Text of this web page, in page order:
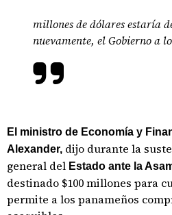
millones de dólares estaría
nuevamente, el Gobierno a
El ministro de Economía y
Alexander, dijo durante la
general del Estado ante la
destinado $100 millones para
permite a los panameños